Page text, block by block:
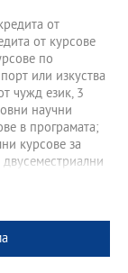
от
от курсове
по
или изкуства
чужд език, 3
научни
в програмата;
курсове за
от